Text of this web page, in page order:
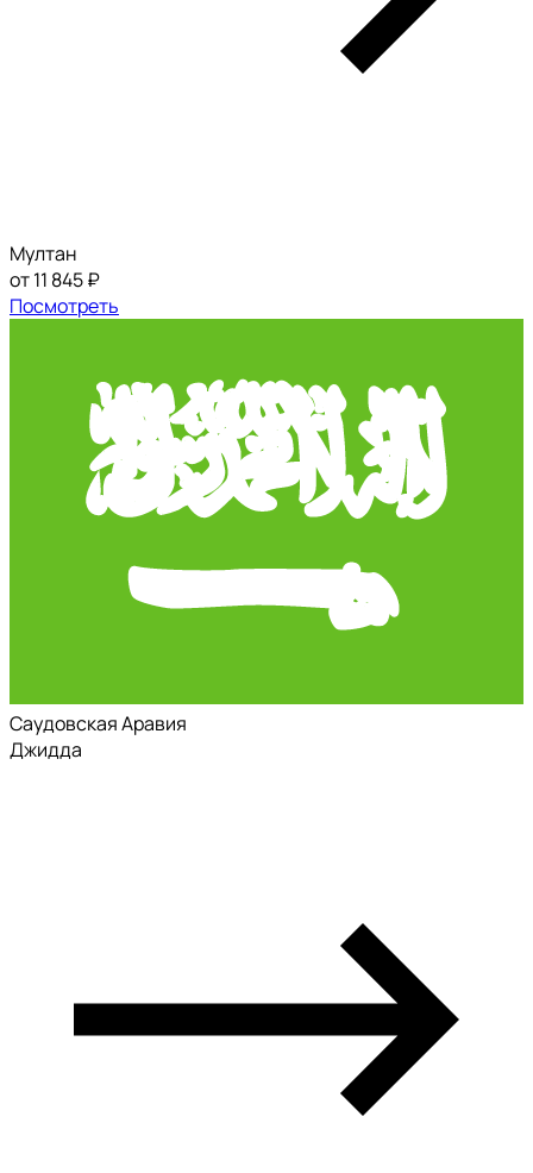
Мултан
от 11 845 ₽
Посмотреть
Саудовская Аравия
Джидда